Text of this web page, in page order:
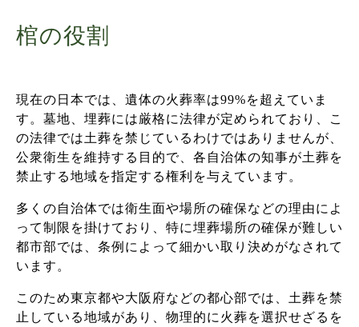
棺の役割
現在の日本では、遺体の火葬率は99%を超えていま
す。墓地、埋葬には厳格に法律が定められており、こ
の法律では土葬を禁じているわけではありませんが、
公衆衛生を維持する目的で、各自治体の知事が土葬を
禁止する地域を指定する権利を与えています。
多くの自治体では衛生面や場所の確保などの理由によ
って制限を掛けており、特に埋葬場所の確保が難しい
都市部では、条例によって細かい取り決めがなされて
います。
このため東京都や大阪府などの都心部では、土葬を禁
止している地域があり、物理的に火葬を選択せざるを